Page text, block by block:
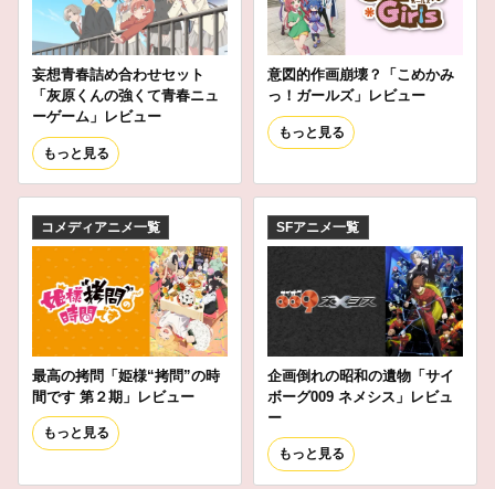
妄想青春詰め合わせセット
「灰原くんの強くて青春ニュ
ーゲーム」レビュー
もっと見る
意図的作画崩壊？「こめかみ
っ！ガールズ」レビュー
もっと見る
コメディアニメ一覧
最高の拷問「姫様“拷問”の時
間です 第２期」レビュー
もっと見る
SFアニメ一覧
企画倒れの昭和の遺物「サイ
ボーグ009 ネメシス」レビュ
ー
もっと見る